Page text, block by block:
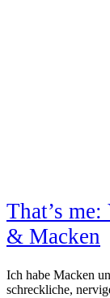
That’s
& Macken
Ich habe Macken
schreckliche,